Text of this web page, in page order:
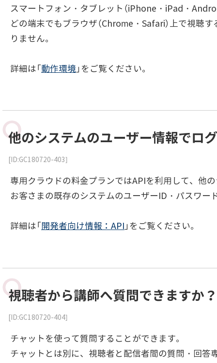
スマートフォン・タブレット（iPhone・iPad・
どの端末でもブラウザ（Chrome・Safari）上で視聴
りません。
詳細は「動作環境 」をご覧ください。
他のシステムのユーザー情報でロ
[ID:GC180720-403]
専用クラウドの料金プランではAPIを利用して、他
お客さまの既存のシステムのユーザーID・パスワー
詳細は「開発者向け情報：API 」をご覧ください。
視聴者から講師へ質問できますか
[ID:GC180720-404]
チャットを使って質問することができます。
チャットとは別に、視聴者と配信者間の質問・回